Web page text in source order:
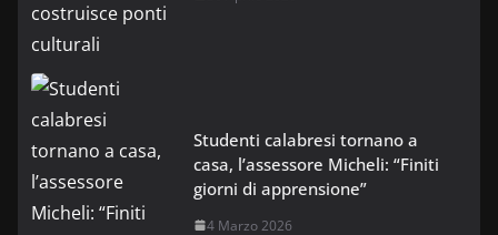
Studenti calabresi tornano a
casa, l’assessore Micheli: “Finiti
giorni di apprensione”
4 Marzo 2026